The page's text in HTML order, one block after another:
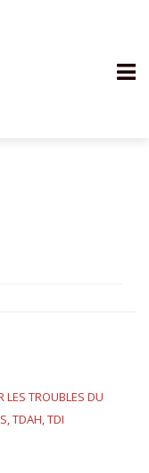
LES TROUBLES DU
TDAH, TDI